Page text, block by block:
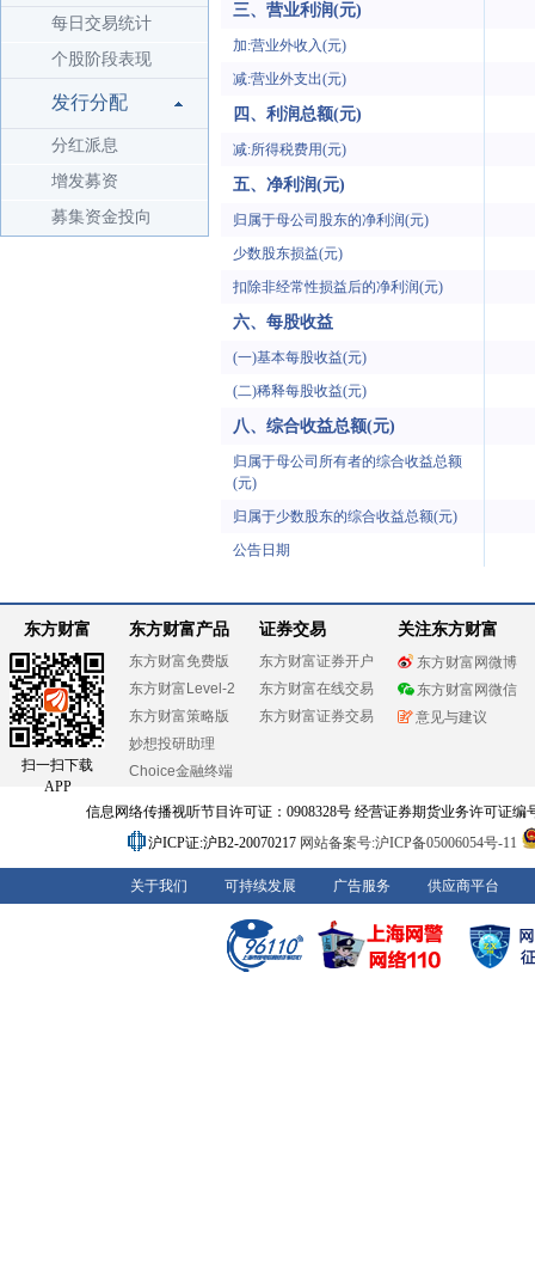
每日交易统计
个股阶段表现
发行分配
分红派息
增发募资
募集资金投向
三、营业利润(元)
加:营业外收入(元)
减:营业外支出(元)
四、利润总额(元)
减:所得税费用(元)
五、净利润(元)
归属于母公司股东的净利润(元)
少数股东损益(元)
扣除非经常性损益后的净利润(元)
六、每股收益
(一)基本每股收益(元)
(二)稀释每股收益(元)
八、综合收益总额(元)
归属于母公司所有者的综合收益总额
(元)
归属于少数股东的综合收益总额(元)
公告日期
东方财富
扫一扫下载
APP
东方财富产品
东方财富免费版
东方财富Level-2
东方财富策略版
妙想投研助理
Choice金融终端
证券交易
东方财富证券开户
东方财富在线交易
东方财富证券交易
关注东方财富
东方财富网微博
东方财富网微信
意见与建议
信息网络传播视听节目许可证：0908328号 经营证券期货业务许可证编
沪ICP证:沪B2-20070217 网站备案号:沪ICP备05006054号-11
关于我们 可持续发展 广告服务 供应商平台